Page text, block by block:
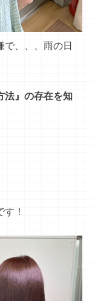
で、、、雨の日
法』の存在を知
！